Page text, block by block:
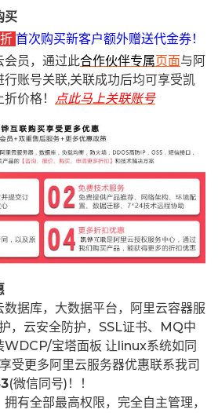
买
首次购买新客户额外赠送代金券！
会员，通过此合作伙伴专属页面与阿
账号关联,关联成功后均可享受凯
价格！
点此马上关联账号
数据库，大数据平台，阿里云容器服
，云安全防护，SSL证书、MQ中
WDCP/宝塔面板 让 linux系统如同
更多阿里云服务器优惠联系我司
(微信同号)！！
有全部最高权限，完全自主管理，